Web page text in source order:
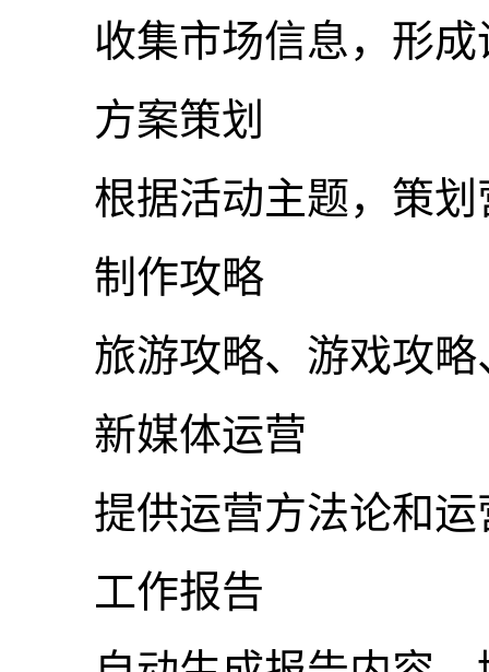
收集市场信息，形成
方案策划
根据活动主题，策划
制作攻略
旅游攻略、游戏攻略
新媒体运营
提供运营方法论和运
工作报告